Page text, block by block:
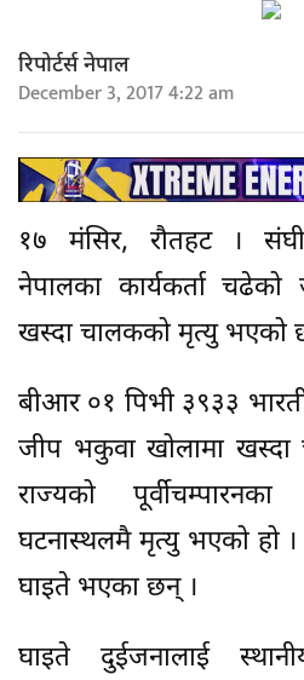
रिपोर्टर्स नेपाल
December 3, 2017 4:22 am
१७ मंसिर, रौतहट ।
नेपालका कार्यकर्ता चढेको
खस्दा चालकको मृत्यु भएको
बीआर ०१ पिभी ३९३३
जीप भकुवा खोलामा खस्दा
राज्यको
घटनास्थलमै मृत्यु भएको हो
घाइते भएका छन् ।
घाइते दुईजनालाई